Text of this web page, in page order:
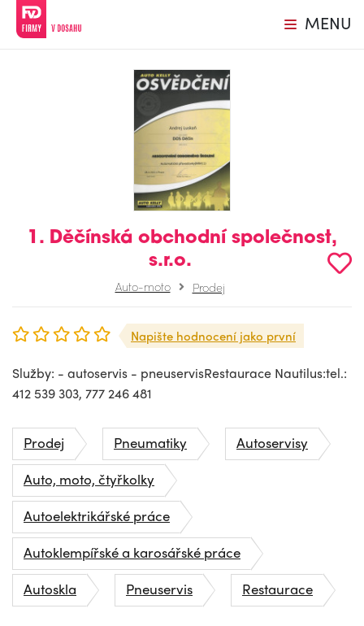
MENU
1. Děčínská obchodní společnost,
s.r.o.
Auto-moto Prodej
Napište hodnocení jako první
Služby: - autoservis - pneuservisRestaurace Nautilus:tel.:
412 539 303, 777 246 481
Prodej Pneumatiky
Autoservisy
Auto, moto, čtyřkolky
Autoelektrikářské práce
Autoklempířské a karosářské práce
Autoskla
Pneuservis Restaurace